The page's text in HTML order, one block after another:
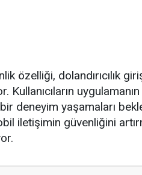
özelliği, dolandırıcılık
Kullanıcıların
deneyim yaşamaları
iletişimin güvenliğini